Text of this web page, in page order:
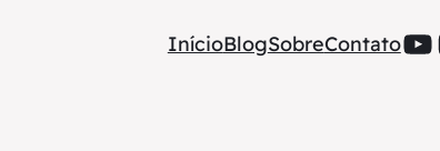
InícioBlogSobreContato